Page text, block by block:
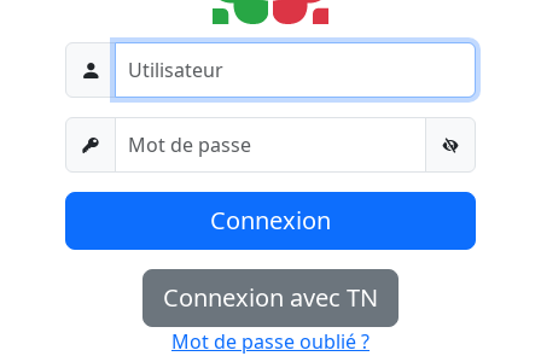
Connexion
Connexion avec TN
Mot de passe oublié ?